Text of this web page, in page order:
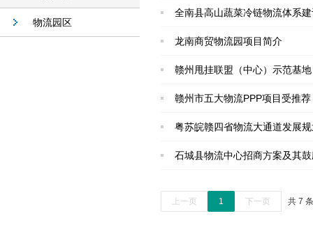
物流园区
全南县高山蔬菜冷链物流体系
龙南商贸物流园项目简介
赣州甩挂联盟（中心）示范基地
赣州市五大物流PPP项目受推荐
粤苏皖赣四省物流大通道发展
石城县物流中心招商方案及其
上一页 1 下一页 共 7 条